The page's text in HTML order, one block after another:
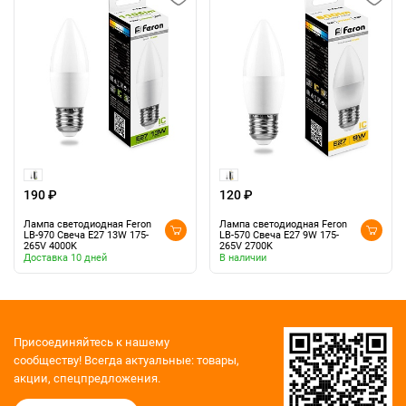
190 ₽
Лампа светодиодная Feron
LB-970 Свеча E27 13W 175-
265V 4000K
Доставка 10 дней
120 ₽
Лампа светодиодная Feron
LB-570 Свеча E27 9W 175-
265V 2700K
В наличии
Присоединяйтесь к нашему
сообществу! Всегда актуальные: товары,
акции, спецпредложения.